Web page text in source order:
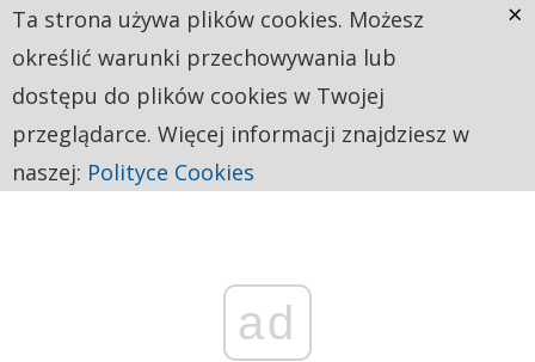
ad
Ta strona używa plików cookies. Możesz
określić warunki przechowywania lub
dostępu do plików cookies w Twojej
przeglądarce. Więcej informacji znajdziesz w
naszej: Polityce Cookies
×